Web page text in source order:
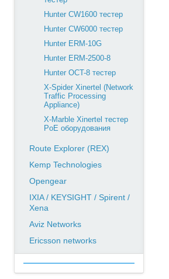
Hunter CW1600 тестер
Hunter CW6000 тестер
Hunter ERM-10G
Hunter ERM-2500-8
Hunter OCT-8 тестер
X-Spider Xinertel (Network
Traffic Processing
Appliance)
X-Marble Xinertel тестер
PoE оборудования
Route Explorer (REX)
Kemp Technologies
Opengear
IXIA / KEYSIGHT / Spirent /
Xena
Aviz Networks
Ericsson networks